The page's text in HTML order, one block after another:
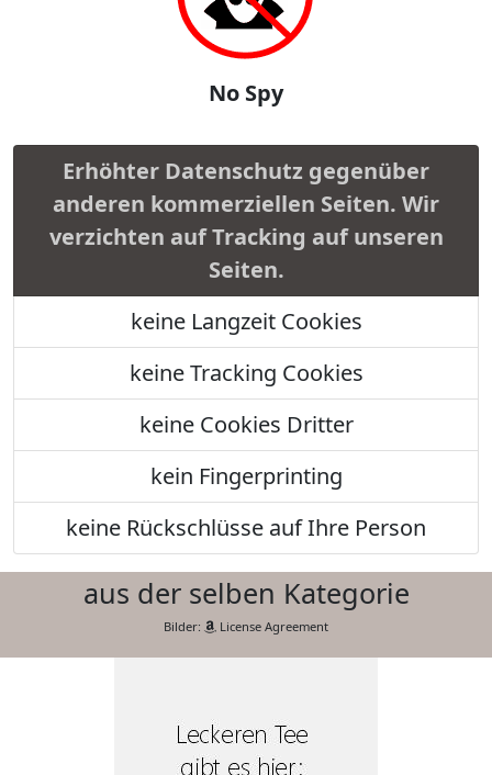
No Spy
Erhöhter Datenschutz gegenüber
anderen kommerziellen Seiten. Wir
verzichten auf Tracking auf unseren
Seiten.
keine Langzeit Cookies
keine Tracking Cookies
keine Cookies Dritter
kein Fingerprinting
keine Rückschlüsse auf Ihre Person
aus der selben Kategorie
Bilder: License Agreement